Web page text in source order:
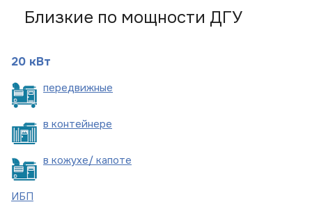
Близкие по мощности ДГУ
20 кВт
передвижные
в контейнере
в кожухе/ капоте
ИБП